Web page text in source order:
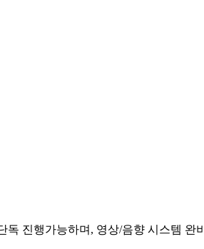
진행가능하며, 영상/음향 시스템 완